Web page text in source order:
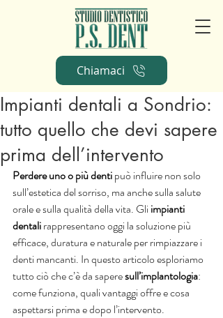
Chiamaci
Impianti dentali a Sondrio:
tutto quello che devi sapere
prima dell’intervento
Perdere uno o più denti può influire non solo
sull’estetica del sorriso, ma anche sulla salute
orale e sulla qualità della vita. Gli impianti
dentali rappresentano oggi la soluzione più
efficace, duratura e naturale per rimpiazzare i
denti mancanti. In questo articolo esploriamo
tutto ciò che c’è da sapere sull’implantologia:
come funziona, quali vantaggi offre e cosa
aspettarsi prima e dopo l’intervento.